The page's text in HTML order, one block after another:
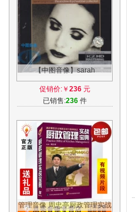
【中图音像】sarah
brightman莎拉布莱曼 韦伯精
选 K2HD 5329363
促销价:￥ 236元
已销售:236件
管理音像 周忠亭厨政管理实战